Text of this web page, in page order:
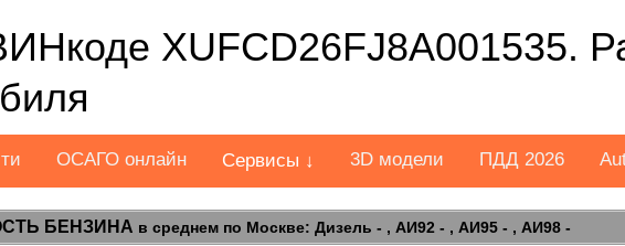
XUFCD26FJ8A001535.
ОСАГО онлайн Сервисы ↓ 3D модели ПДД 2026
БЕНЗИНА в среднем по Москве: Дизель - , АИ92 - , АИ95 - , АИ98 -